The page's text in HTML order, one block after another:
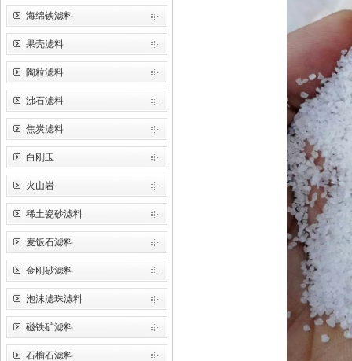
海绵铁滤料
果壳滤料
陶粒滤料
沸石滤料
焦炭滤料
白刚玉
火山岩
稀土瓷砂滤料
麦饭石滤料
金刚砂滤料
泡沫滤珠滤料
磁铁矿滤料
石榴石滤料